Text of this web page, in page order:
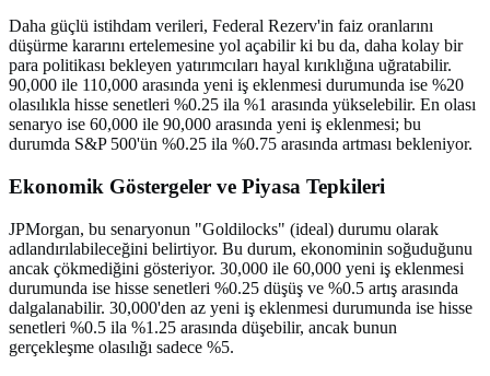
Daha güçlü istihdam verileri, Federal Rezerv'in faiz oranlarını
düşürme kararını ertelemesine yol açabilir ki bu da, daha kolay bir
para politikası bekleyen yatırımcıları hayal kırıklığına uğratabilir.
90,000 ile 110,000 arasında yeni iş eklenmesi durumunda ise %20
olasılıkla hisse senetleri %0.25 ila %1 arasında yükselebilir. En olası
senaryo ise 60,000 ile 90,000 arasında yeni iş eklenmesi; bu
durumda S&P 500'ün %0.25 ila %0.75 arasında artması bekleniyor.
Ekonomik Göstergeler ve Piyasa Tepkileri
JPMorgan, bu senaryonun "Goldilocks" (ideal) durumu olarak
adlandırılabileceğini belirtiyor. Bu durum, ekonominin soğuduğunu
ancak çökmediğini gösteriyor. 30,000 ile 60,000 yeni iş eklenmesi
durumunda ise hisse senetleri %0.25 düşüş ve %0.5 artış arasında
dalgalanabilir. 30,000'den az yeni iş eklenmesi durumunda ise hisse
senetleri %0.5 ila %1.25 arasında düşebilir, ancak bunun
gerçekleşme olasılığı sadece %5.